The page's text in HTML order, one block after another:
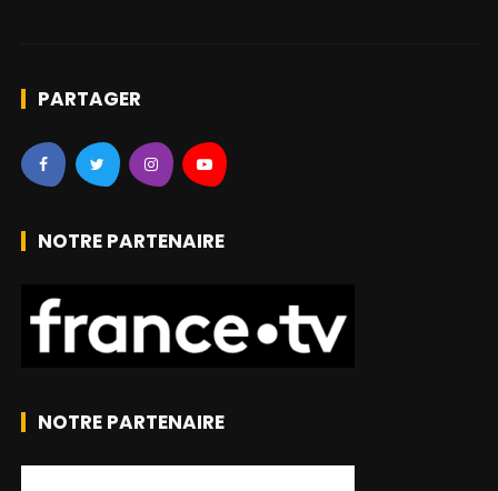
PARTAGER
NOTRE PARTENAIRE
NOTRE PARTENAIRE